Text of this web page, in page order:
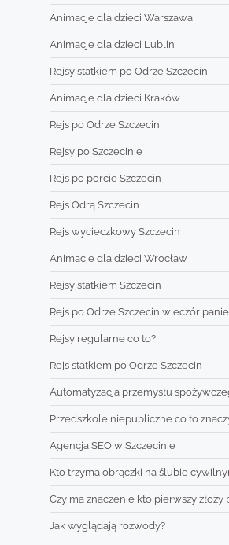
Animacje dla dzieci Warszawa
Animacje dla dzieci Lublin
Rejsy statkiem po Odrze Szczecin
Animacje dla dzieci Kraków
Rejs po Odrze Szczecin
Rejsy po Szczecinie
Rejs po porcie Szczecin
Rejs Odrą Szczecin
Rejs wycieczkowy Szczecin
Animacje dla dzieci Wrocław
Rejsy statkiem Szczecin
Rejs po Odrze Szczecin wieczór
Rejsy regularne co to?
Rejs statkiem po Odrze Szczecin
Automatyzacja przemysłu
Przedszkole niepubliczne co to
Agencja SEO w Szczecinie
Kto trzyma obrączki na ślubie
Czy ma znaczenie kto pierwszy
Jak wyglądają rozwody?